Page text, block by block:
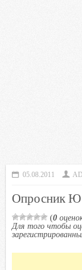
05.08.2011
Опросник
(0
Для того чтобы